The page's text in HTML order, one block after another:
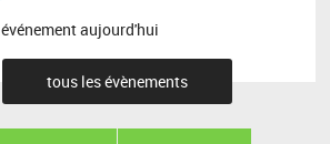
aujourd'hui
tous les évènements